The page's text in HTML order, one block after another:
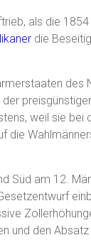
als die 1854
die
des
weil sie bei
die
Süd am 12.
und den